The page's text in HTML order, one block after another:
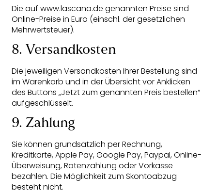
Die auf www.lascana.de genannten Preise sind
Online-Preise in Euro (einschl. der gesetzlichen
Mehrwertsteuer).
8. Versandkosten
Die jeweiligen Versandkosten Ihrer Bestellung sind
im Warenkorb und in der Übersicht vor Anklicken
des Buttons „Jetzt zum genannten Preis bestellen“
aufgeschlüsselt.
9. Zahlung
Sie können grundsätzlich per Rechnung,
Kreditkarte, Apple Pay, Google Pay, Paypal, Online-
Überweisung, Ratenzahlung oder Vorkasse
bezahlen. Die Möglichkeit zum Skontoabzug
besteht nicht.